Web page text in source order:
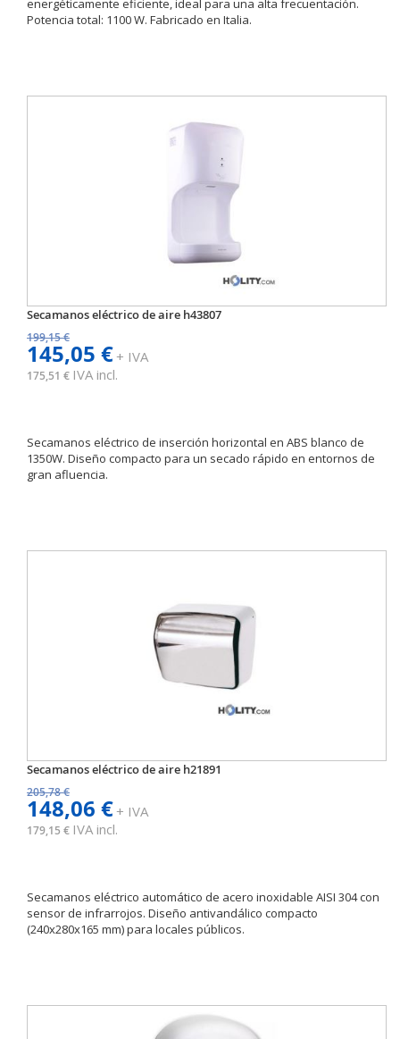
energéticamente eficiente, ideal para una alta frecuentación.
Potencia total: 1100 W. Fabricado en Italia.
Secamanos eléctrico de aire h43807
199,15 €
145,05 €+ IVA
175,51 € IVA incl.
Secamanos eléctrico de inserción horizontal en ABS blanco de
1350W. Diseño compacto para un secado rápido en entornos de
gran afluencia.
Secamanos eléctrico de aire h21891
205,78 €
148,06 €+ IVA
179,15 € IVA incl.
Secamanos eléctrico automático de acero inoxidable AISI 304 con
sensor de infrarrojos. Diseño antivandálico compacto
(240x280x165 mm) para locales públicos.